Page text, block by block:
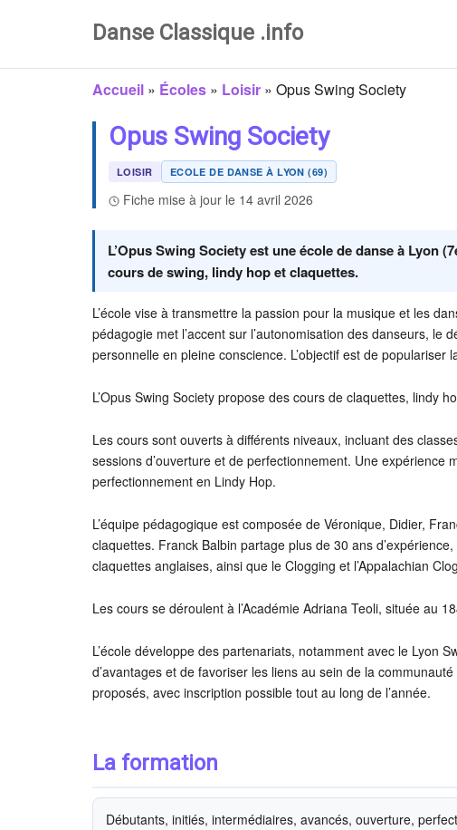
Danse Classique .info
Accueil » Écoles » Loisir » Opus Swing Society
Opus Swing Society
LOISIR ECOLE DE DANSE À LYON (69)
Fiche mise à jour le 14 avril 2026
L’Opus Swing Society est une école de danse à Lyon
cours de swing, lindy hop et claquettes.
L’école vise à transmettre la passion pour la musique et les
pédagogie met l’accent sur l’autonomisation des danseurs, le
personnelle en pleine conscience. L’objectif est de
L’Opus Swing Society propose des cours de claquettes, lindy
Les cours sont ouverts à différents niveaux, incluant des
sessions d’ouverture et de perfectionnement. Une expérience
perfectionnement en Lindy Hop.
L’équipe pédagogique est composée de Véronique, Didier,
claquettes. Franck Balbin partage plus de 30 ans
claquettes anglaises, ainsi que le Clogging et l’Appalachian
Les cours se déroulent à l’Académie Adriana Teoli, située au
L’école développe des partenariats, notamment avec le Lyon
d’avantages et de favoriser les liens au sein de la
proposés, avec inscription possible tout au long de l’année.
La formation
Débutants, initiés, intermédiaires, avancés, ouverture,